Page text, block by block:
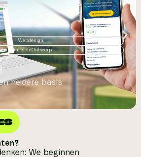
Webdesign
Grafisch Ontwerp
heldere basis
We beginnen